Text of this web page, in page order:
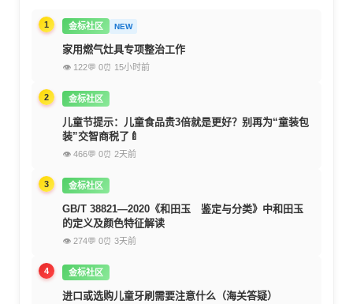
1 金标社区 NEW
家用燃气灶具专项整治工作
👁 122💬 0⏰ 15小时前
2 金标社区
儿童节提示：儿童食品贵3倍就是更好？别再为“童装包
装”交智商税了🍼
👁 466💬 0⏰ 2天前
3 金标社区
GB/T 38821—2020《和田玉 鉴定与分类》中和田玉
的定义及颜色特征解读
👁 274💬 0⏰ 3天前
4 金标社区
进口或选购儿童牙刷需要注意什么（海关答疑）